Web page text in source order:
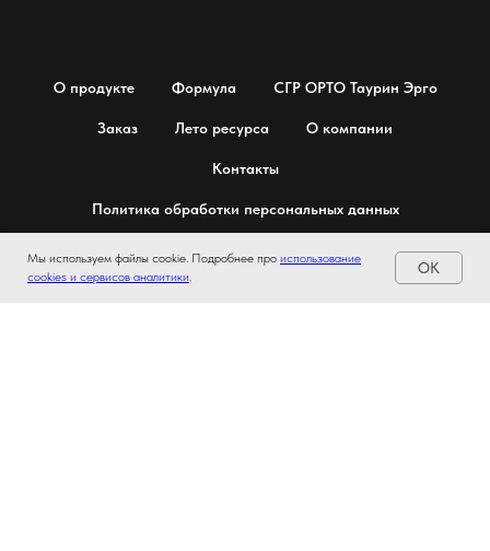
Мы используем файлы cookie. Подробнее про использование
cookies и сервисов аналитики.
OK
О продукте Формула СГР ОРТО Таурин Эрго
Заказ Лето ресурса О компании
Контакты
Политика обработки персональных данных
Куки (cookies) и аналитика
Юридическая информация